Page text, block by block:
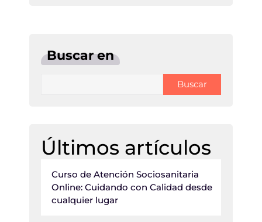
Buscar en
Buscar
Últimos artículos
Curso de Atención Sociosanitaria
Online: Cuidando con Calidad desde
cualquier lugar